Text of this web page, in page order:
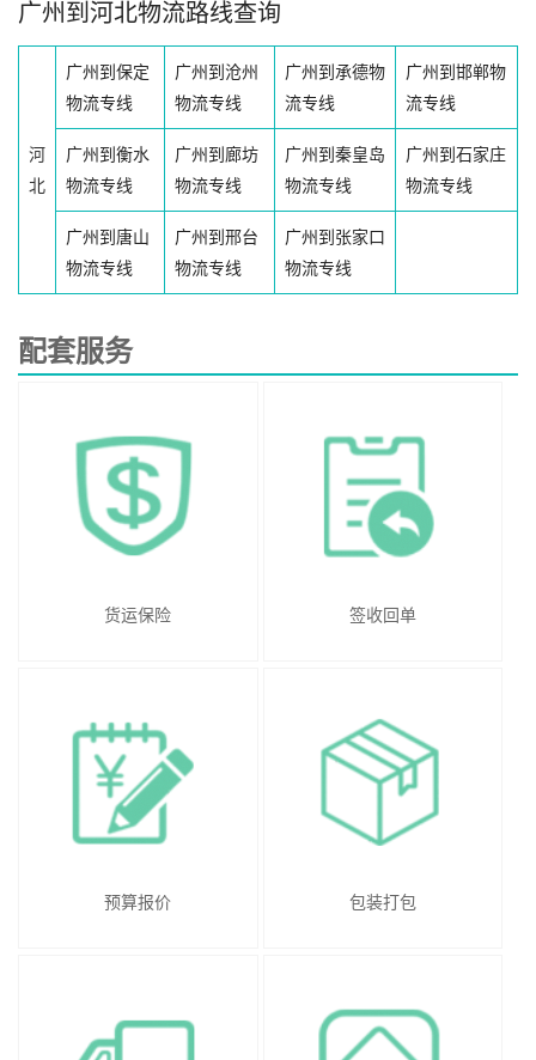
广州到河北物流路线查询
河
北
广州到保定
物流专线
广州到沧州
物流专线
广州到承德物
流专线
广州到邯郸物
流专线
广州到衡水
物流专线
广州到廊坊
物流专线
广州到秦皇岛
物流专线
广州到石家庄
物流专线
广州到唐山
物流专线
广州到邢台
物流专线
广州到张家口
物流专线
配套服务
货运保险 签收回单
预算报价 包装打包